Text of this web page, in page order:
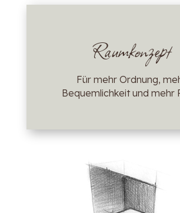
Raumkonzept
Für mehr Ordnung,
Bequemlichkeit und mehr